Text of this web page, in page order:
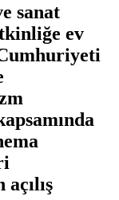
sanat
ev